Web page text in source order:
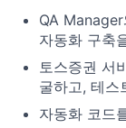
QA
자동화 구축
토스증권 서
굴하고, 테스
자동화 코드